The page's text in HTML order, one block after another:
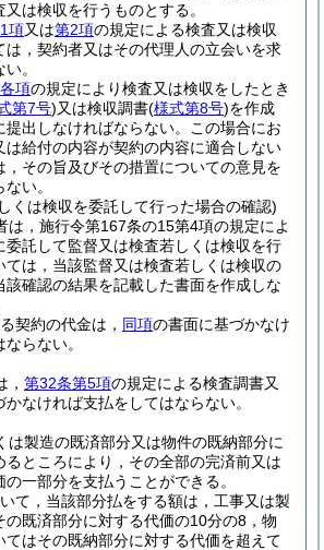
は検収を行うものとする。
項又は第2項の規定による検査又は検収
は，契約者又はその代理人の立会いを求
。
項の規定により検査又は検収をしたとき
第7号)又は検収調書(様式第8号)を作成
出しなければならない。
この場合にお
は給付の内容が契約の内容に適合しない
，その旨及びその措置についての意見を
い。
くは検収を委託して行った場合の確認)
は，施行令第167条の15第4項の規定によ
委託して監督又は検査若しくは検収を行
ては，当該監督又は検査若しくは検収の
該確認の結果を記載した書面を作成しな
契約の代金は， 同項の書面に基づかなけ
らない。
， 第32条第5項の規定による検査調書又
なければ支払をしてはならない。
は製造の既済部分又は物件の既納部分に
るところにより，その全部の完済前又は
一部分を支払うことができる。
て，当該部分払をする額は，工事又は製
の既済部分に対する代価の10分の8，物
てはその既納部分に対する代価を超えて